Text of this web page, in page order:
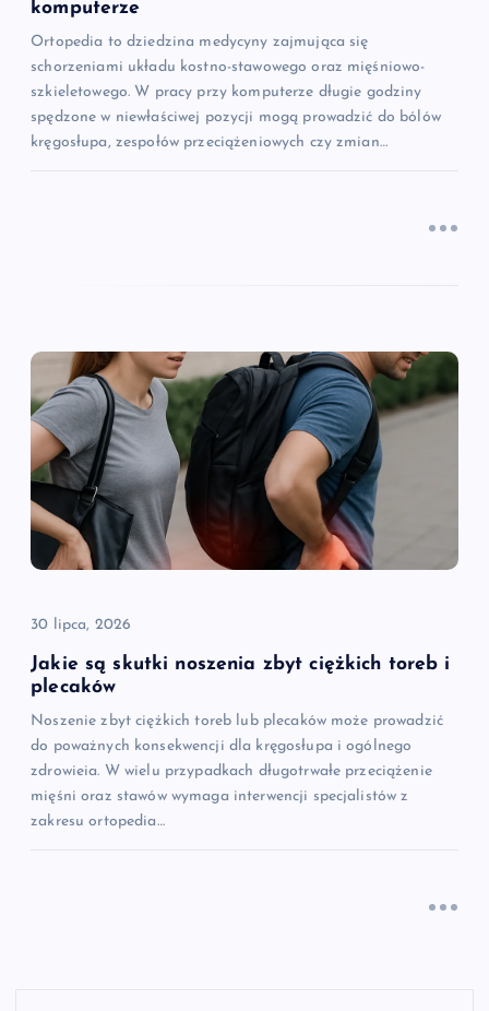
s
u
komputerze
Ortopedia to dziedzina medycyny zajmująca się
schorzeniami układu kostno-stawowego oraz mięśniowo-
szkieletowego. W pracy przy komputerze długie godziny
spędzone w niewłaściwej pozycji mogą prowadzić do bólów
kręgosłupa, zespołów przeciążeniowych czy zmian…
30 lipca, 2026
Jakie są skutki noszenia zbyt ciężkich toreb i
plecaków
Noszenie zbyt ciężkich toreb lub plecaków może prowadzić
do poważnych konsekwencji dla kręgosłupa i ogólnego
zdrowieia. W wielu przypadkach długotrwałe przeciążenie
mięśni oraz stawów wymaga interwencji specjalistów z
zakresu ortopedia…